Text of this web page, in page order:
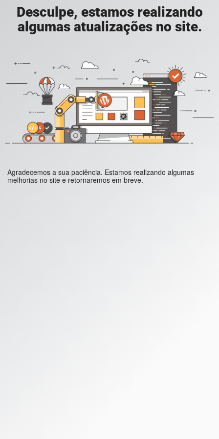
Desculpe, estamos realizando
algumas atualizações no site.
Agradecemos a sua paciência. Estamos realizando algumas
melhorias no site e retornaremos em breve.